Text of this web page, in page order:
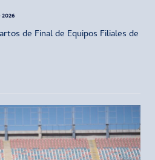
de Final de Equipos Filiales de